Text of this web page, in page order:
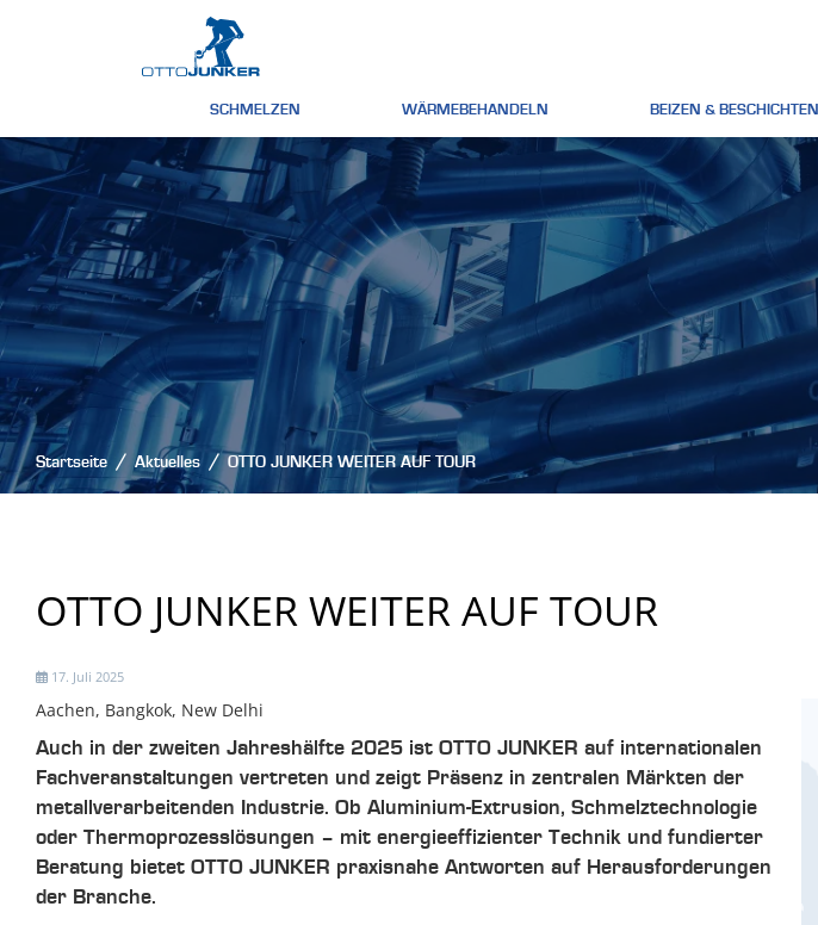
SCHMELZEN WÄRMEBEHANDELN BEIZEN & BESCHICHTEN
Startseite Aktuelles OTTO JUNKER WEITER AUF TOUR
OTTO JUNKER WEITER AUF TOUR
17. Juli 2025
Aachen, Bangkok, New Delhi
Auch in der zweiten Jahreshälfte 2025 ist OTTO JUNKER auf internationalen
Fachveranstaltungen vertreten und zeigt Präsenz in zentralen Märkten der
metallverarbeitenden Industrie. Ob Aluminium-Extrusion, Schmelztechnologie
oder Thermoprozesslösungen – mit energieeffizienter Technik und fundierter
Beratung bietet OTTO JUNKER praxisnahe Antworten auf Herausforderungen
der Branche.